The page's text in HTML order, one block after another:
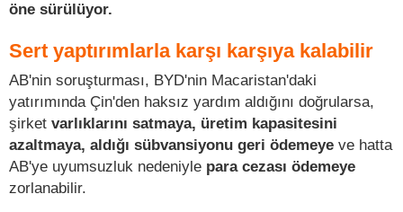
öne sürülüyor.
Sert yaptırımlarla karşı karşıya kalabilir
AB'nin soruşturması, BYD'nin Macaristan'daki
yatırımında Çin'den haksız yardım aldığını doğrularsa,
şirket varlıklarını satmaya, üretim kapasitesini
azaltmaya, aldığı sübvansiyonu geri ödemeye ve hatta
AB'ye uyumsuzluk nedeniyle para cezası ödemeye
zorlanabilir.